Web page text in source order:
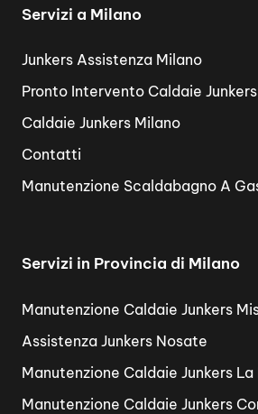
Servizi a Milano
Junkers Assistenza Milano
Pronto Intervento Caldaie
Caldaie Junkers Milano
Contatti
Manutenzione Scaldabagno A
Servizi in Provincia di Milano
Manutenzione Caldaie Junkers
Assistenza Junkers Nosate
Manutenzione Caldaie Junkers
Manutenzione Caldaie Junkers